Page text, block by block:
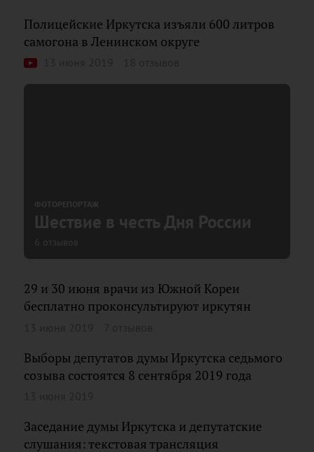
Полицейские Иркутска изъяли 600 литров
самогона в Ленинском округе
ФОТОРЕПОРТАЖ
Шествие в честь Дня России
6 отзывов
29 и 30 июня врачи из Южной Кореи
бесплатно проконсультируют иркутян
Выборы депутатов думы Иркутска седьмого
созыва состоятся 8 сентября 2019 года
Заседание думы Иркутска и депутатские
слушания: текстовая трансляция